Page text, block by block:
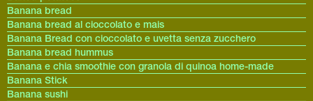
Banana bread
Banana bread al cioccolato e mais
Banana Bread con cioccolato e uvetta senza zucchero
Banana bread hummus
Banana e chia smoothie con granola di quinoa home-made
Banana Stick
Banana sushi